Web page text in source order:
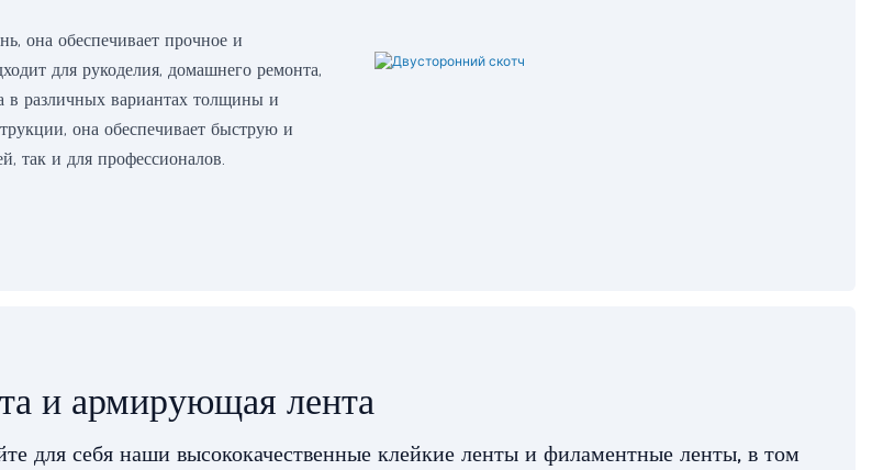
она обеспечивает прочное и
для рукоделия, домашнего ремонта,
в различных вариантах толщины и
она обеспечивает быструю и
так и для профессионалов.
и армирующая лента
для себя наши высококачественные клейкие ленты и филаментные ленты, в том